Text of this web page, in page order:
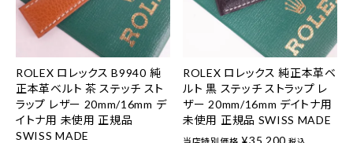
ROLEX ロレックス B9940 純
正本革ベルト 茶 ステッチ スト
ラップ レザー 20mm/16mm デ
イトナ用 未使用 正規品
SWISS MADE
ROLEX ロレックス 純正本革ベ
ルト 黒 ステッチ ストラップ レ
ザー 20mm/16mm デイトナ用
未使用 正規品 SWISS MADE
当店特別価格 ¥35,200 税込